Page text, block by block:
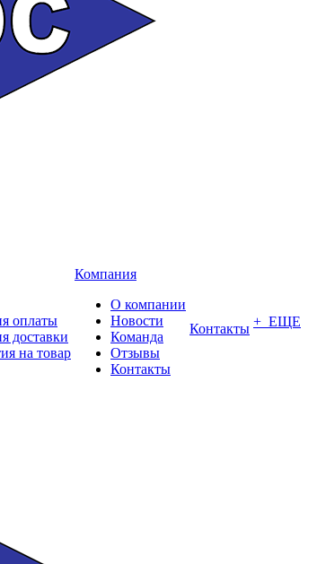
оплаты
доставки
на товар
Компания
О компании
Новости
Команда
Отзывы
Контакты
Контакты + ЕЩЕ